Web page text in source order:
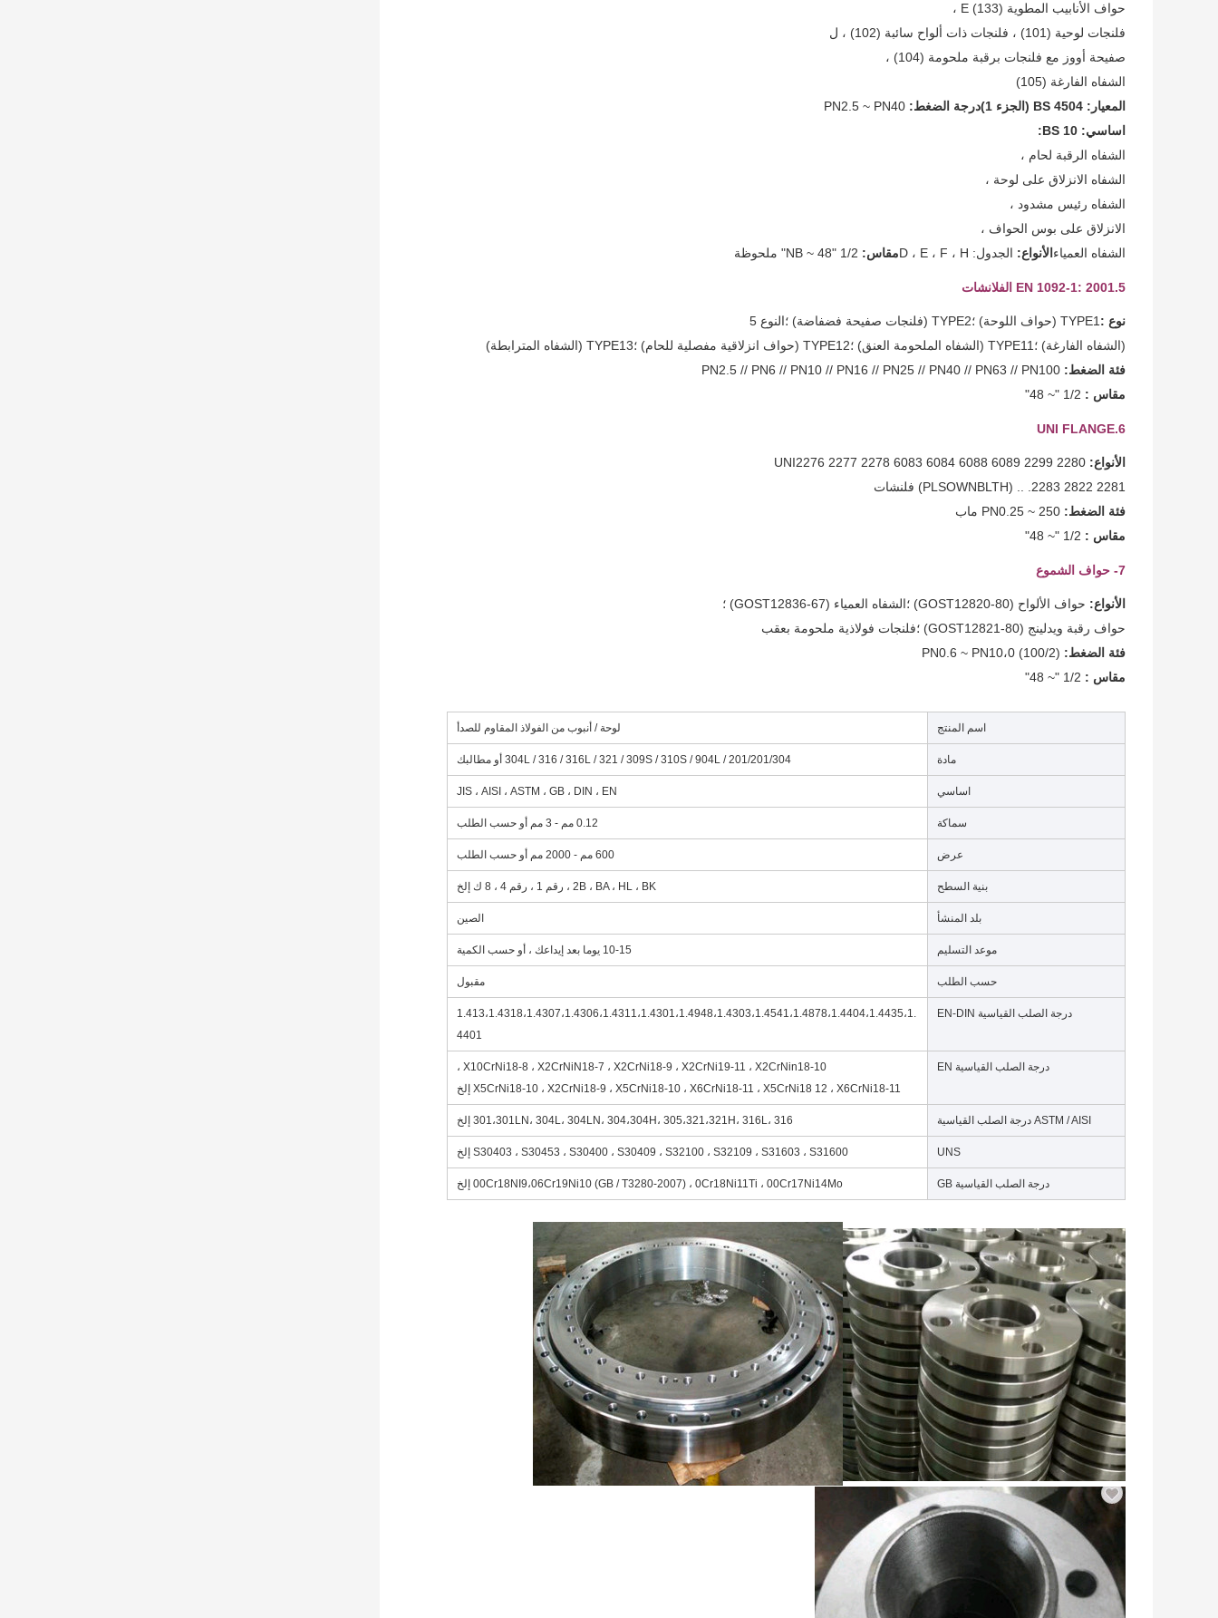
حواف الأنابيب المطوية E (133) ،
فلنجات لوحية (101) ، فلنجات ذات ألواح سائبة (102) ، ل
صفيحة أووز مع فلنجات برقبة ملحومة (104) ،
الشفاه الفارغة (105)
المعيار: BS 4504 (الجزء 1)
درجة الضغط: PN40
اساسي: BS 10:
الشفاه الرقبة لحام ،
الشفاه الانزلاق على لوحة ،
الشفاه رئيس مشدود ،
الانزلاق على بوس الحواف ،
الشفاه العمياء الأنواع: الجدول: D ، E ، F ، H مقاس: 1/2 "NB ~ 48" ملحوظة
5.EN 1092-1: 2001 الفلانشات
نوع :TYPE1 (حواف اللوحة) ؛TYPE2 (فلنجات صفيحة فضفاضة) ؛النوع 5
(الشفاه الفارغة) ؛TYPE11 (الشفاه الملحومة العنق) ؛TYPE12 (حواف انزلاقية مفصلية للحام) ؛TYPE13 (الشفاه المترابطة)
فئة الضغط:
مقاس : 1/2 "~ 48"
6.UNI FLANGE
الأنواع: UNI2276 2277 2278 6083 6084 6088 6089 2299 2280
2281 2822 2283. .. (PLSOWNBLTH) فلنشات
فئة الضغط: PN0.25 ~ 250 ماب
مقاس : 1/2 "~ 48"
7- حواف الشموع
الأنواع: حواف الألواح (GOST12820-80) ؛الشفاه العمياء (GOST12836-67) ؛
حواف رقبة ويدلينج (GOST12821-80) ؛فلنجات فولاذية ملحومة بعقب
فئة الضغط: PN0.6 ~ PN10،0 (100/2)
مقاس : 1/2 "~ 48"
اسم المنتج لوحة / أنبوب من الفولاذ المقاوم للصدأ
مادة 201/201/304 / 304L / 316 / 316L / 321 / 309S / 310S / 904L أو مطالبك
اساسي JIS ، AISI ، ASTM ، GB ، DIN ، EN
سماكة 0.12 مم - 3 مم أو حسب الطلب
عرض 600 مم - 2000 مم أو حسب الطلب
بنية السطح 2B ، BA ، HL ، BK ، رقم 1 ، رقم 4 ، 8 ك إلخ
بلد المنشأ الصين
موعد التسليم 10-15 يوما بعد إيداعك ، أو حسب الكمية
حسب الطلب مقبول
درجة الصلب القياسية EN-DIN
1.413،1.4318،1.4307،1.4306،1.4311،1.4301،1.4948،1.4303،1.4541،1.4878،1.4404،1.4435،1.
4401
درجة الصلب القياسية EN
X10CrNi18-8 ، X2CrNiN18-7 ، X2CrNi18-9 ، X2CrNi19-11 ، X2CrNin18-10 ،
X5CrNi18-10 ، X2CrNi18-9 ، X5CrNi18-10 ، X6CrNi18-11 ، X5CrNi18 12 ، X6CrNi18-11 إلخ
ASTM / AISI درجة الصلب القياسية 301،301LN، 304L، 304LN، 304،304H، 305،321،321H، 316L، 316 إلخ
UNS S30403 ، S30453 ، S30400 ، S30409 ، S32100 ، S32109 ، S31603 ، S31600 إلخ
درجة الصلب القياسية GB 00Cr18NI9،06Cr19Ni10 (GB / T3280-2007) ، 0Cr18Ni11Ti ، 00Cr17Ni14Mo إلخ